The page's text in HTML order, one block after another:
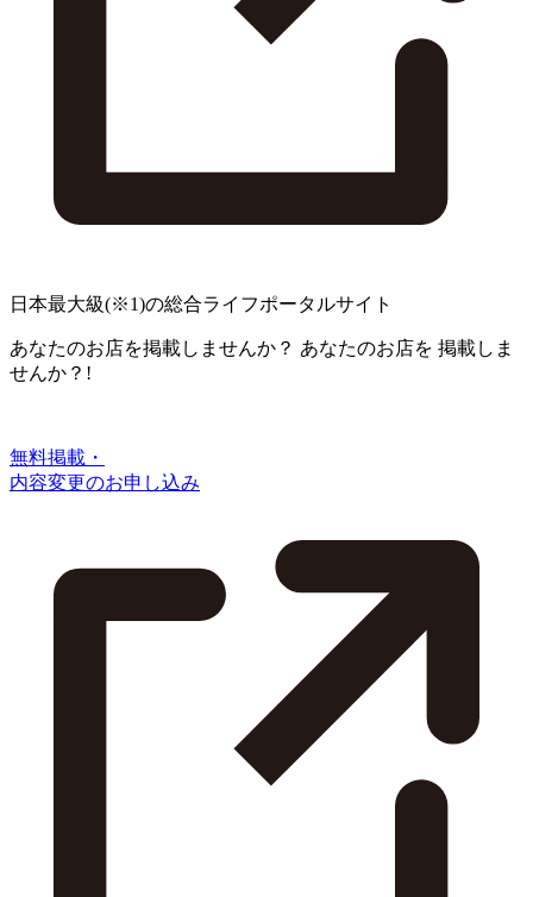
日本最大級(※1)の総合ライフポータルサイト
あなたのお店を掲載しませんか？ あなたのお店を 掲載しま
せんか？!
無料掲載・
内容変更のお申し込み